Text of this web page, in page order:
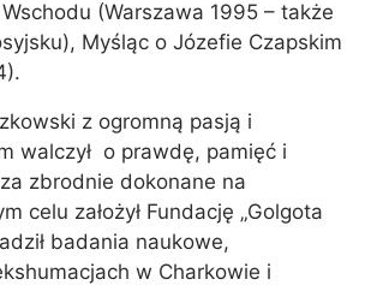
(Warszawa 1995 – także
Myśląc o Józefie Czapskim
z ogromną pasją i
walczył o prawdę, pamięć i
zbrodnie dokonane na
celu założył Fundację „Golgota
badania naukowe,
w Charkowie i